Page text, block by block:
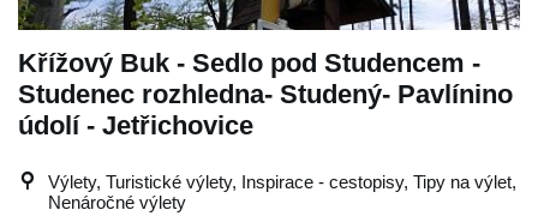
Křížový Buk - Sedlo pod Studencem -
Studenec rozhledna- Studený- Pavlínino
údolí - Jetřichovice
Výlety, Turistické výlety, Inspirace - cestopisy, Tipy na výlet,
Nenáročné výlety